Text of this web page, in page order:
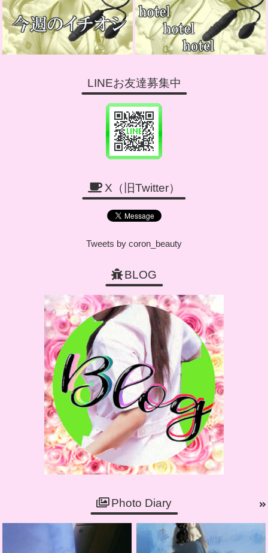
LINEお友達募集中
X（旧Twitter）
Tweets by coron_beauty
BLOG
Photo Diary